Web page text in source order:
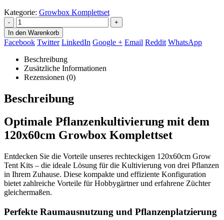
Kategorie: Growbox Komplettset
-
+
In den Warenkorb
Facebook Twitter LinkedIn Google + Email Reddit WhatsApp
Beschreibung
Zusätzliche Informationen
Rezensionen (0)
Beschreibung
Optimale Pflanzenkultivierung mit dem
120x60cm Growbox Komplettset
Entdecken Sie die Vorteile unseres rechteckigen 120x60cm Grow
Tent Kits – die ideale Lösung für die Kultivierung von drei Pflanzen
in Ihrem Zuhause. Diese kompakte und effiziente Konfiguration
bietet zahlreiche Vorteile für Hobbygärtner und erfahrene Züchter
gleichermaßen.
Perfekte Raumausnutzung und Pflanzenplatzierung